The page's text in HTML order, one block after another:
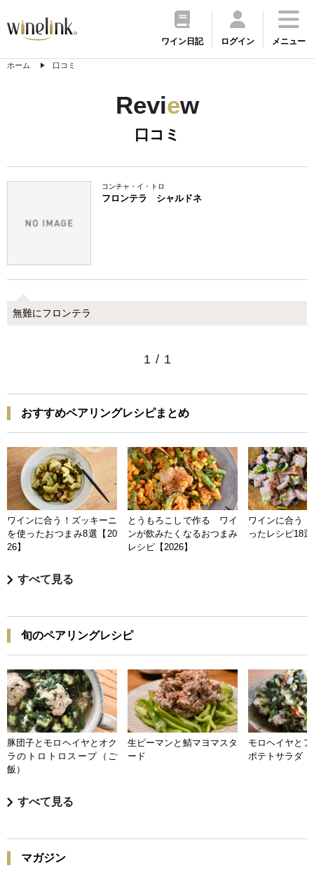
ワイン日記 ログイン メニュー
ホーム 口コミ
Review
口コミ
コンチャ・イ・トロ
フロンテラ シャルドネ
無難にフロンテラ
1 / 1
おすすめペアリングレシピまとめ
ワインに合う！ズッキーニ
を使ったおつまみ8選【20
26】
とうもろこしで作る ワイ
ンが飲みたくなるおつまみ
レシピ【2026】
ワインに合う
ったレシピ18
すべて見る
旬のペアリングレシピ
豚団子とモロヘイヤとオク
ラのトロトロスープ（ご
飯）
生ピーマンと鯖マヨマスタ
ード
モロヘイヤと
ポテトサラダ
すべて見る
マガジン